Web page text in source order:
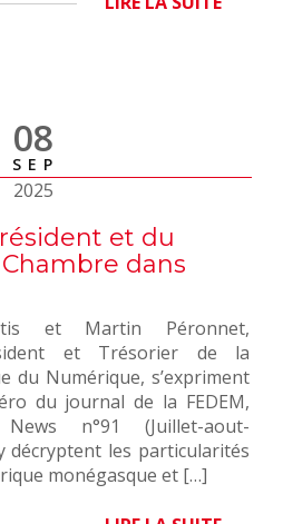
08
SEP
2025
et du
dans
et Martin Péronnet,
et Trésorier de la
du Numérique, s’expriment
du journal de la FEDEM,
n°91 (Juillet-aout-
décryptent les particularités
monégasque et […]